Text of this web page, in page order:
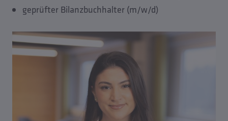
geprüfter Bilanzbuchhalter (m/w/d)